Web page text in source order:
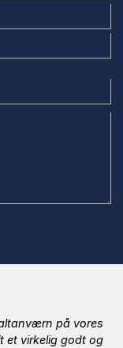
på vores
et virkelig godt og